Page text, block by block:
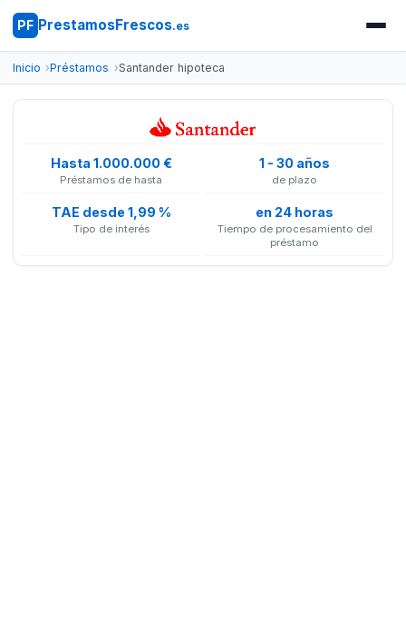
PF PrestamosFrescos.es
Inicio Préstamos Santander hipoteca
Hasta 1.000.000 €
Préstamos de hasta
1 - 30 años
de plazo
TAE desde 1,99 %
Tipo de interés
en 24 horas
Tiempo de procesamiento del
préstamo